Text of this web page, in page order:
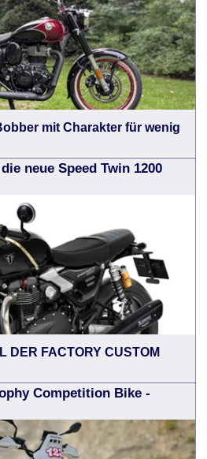
mit Charakter für wenig
neue Speed Twin 1200
DER FACTORY CUSTOM
Competition Bike -